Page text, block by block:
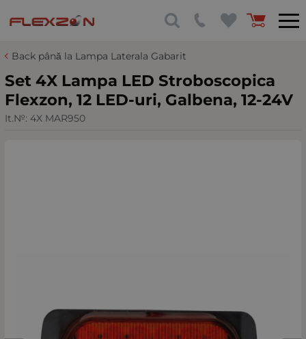
Back până la Lampa Laterala Gabarit
Set 4X Lampa LED Stroboscopica
Flexzon, 12 LED-uri, Galbena, 12-24V
It.№: 4X MAR950